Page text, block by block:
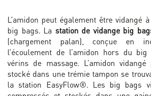
L’amidon peut également être vidangé
big bags. La station de vidange big
(chargement palan), conçue en
l’écoulement de l’amidon hors du
vérins de massage. L’amidon
stocké dans une trémie tampon se
la station EasyFlow®. Les big bags